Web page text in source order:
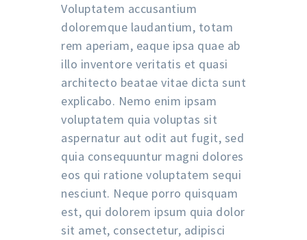
Voluptatem accusantium
doloremque laudantium, totam
rem aperiam, eaque ipsa quae ab
illo inventore veritatis et quasi
architecto beatae vitae dicta sunt
explicabo. Nemo enim ipsam
voluptatem quia voluptas sit
aspernatur aut odit aut fugit, sed
quia consequuntur magni dolores
eos qui ratione voluptatem sequi
nesciunt. Neque porro quisquam
est, qui dolorem ipsum quia dolor
sit amet, consectetur, adipisci